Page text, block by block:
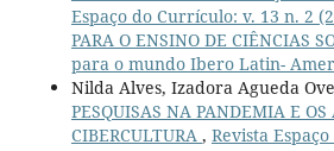
Espaço do Currículo: v. 13 n. 2
PARA O ENSINO DE CIÊNCIAS
para o mundo Ibero Latin-
Nilda Alves, Izadora Agueda
PESQUISAS NA PANDEMIA E OS
CIBERCULTURA , Revista